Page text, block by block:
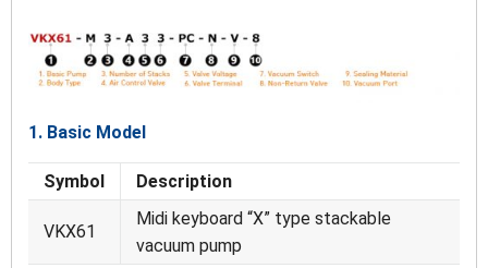
1. Basic Model
Symbol Description
VKX61
Midi keyboard “X” type stackable
vacuum pump